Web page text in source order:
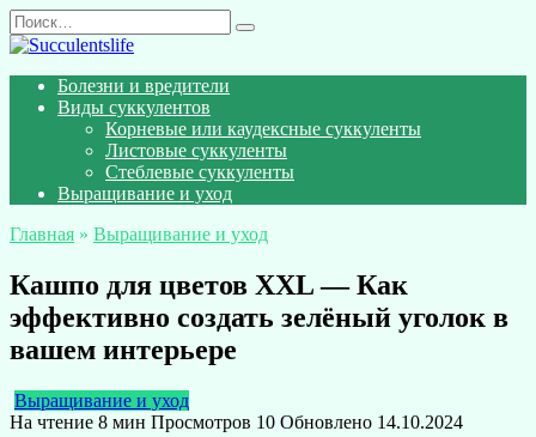
Перейти
к
Search
for:
Болезни и вредители
Виды суккулентов
Корневые или каудексные суккуленты
Листовые суккуленты
Стеблевые суккуленты
Выращивание и уход
Главная » Выращивание и уход
Кашпо для цветов XXL — Как
эффективно создать зелёный уголок в
вашем интерьере
Выращивание и уход
На чтение 8 мин Просмотров 10 Обновлено 14.10.2024